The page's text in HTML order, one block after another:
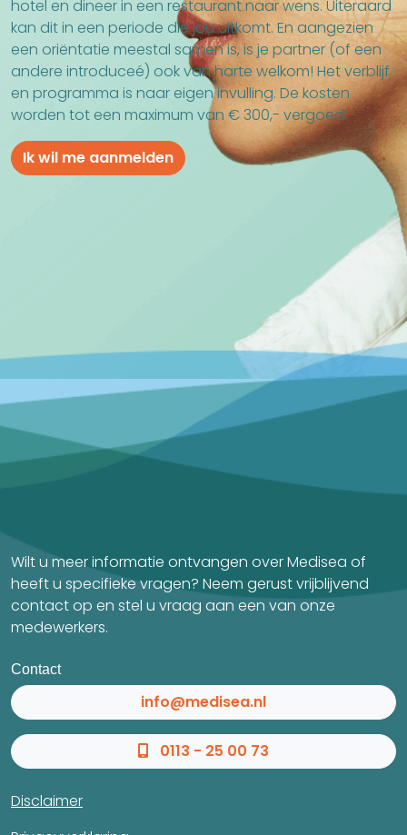
hotel en dineer in een restaurant naar wens. Uiteraard
kan dit in een periode die jou uitkomt. En aangezien
een oriëntatie meestal samen is, is je partner (of een
andere introduceé) ook van harte welkom! Het verblijf
en programma is naar eigen invulling. De kosten
worden tot een maximum van € 300,- vergoed.
Ik wil me aanmelden
Wilt u meer informatie ontvangen over Medisea of
heeft u specifieke vragen? Neem gerust vrijblijvend
contact op en stel u vraag aan een van onze
medewerkers.
Contact
info@medisea.nl
0113 - 25 00 73
Disclaimer